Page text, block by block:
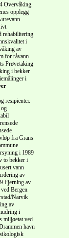
Overvåking
opplegg
rehabilitering
i
av
for råvann
Prøvetaking
i bekker
i
resipienter.
fra Grans
i 1989
to bekker i
vann
av
Fjerning av
Bergen
Narvik
av
i
miljøetat ved
havn